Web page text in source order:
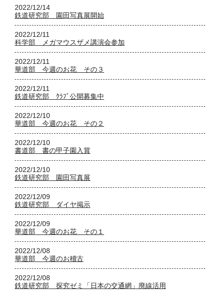
2022/12/14
鉄道研究部 園田写真展開始
2022/12/11
科学部 メガマウスザメ講演会参加
2022/12/11
華道部 今週のお花 その３
2022/12/11
鉄道研究部 ｸﾗﾌﾞ公開募集中
2022/12/10
華道部 今週のお花 その２
2022/12/10
書道部 書の甲子園入賞
2022/12/10
鉄道研究部 園田写真展
2022/12/09
鉄道研究部 ダイヤ掲示
2022/12/09
華道部 今週のお花 その１
2022/12/08
華道部 今週のお稽古
2022/12/08
鉄道研究部 探究ゼミ「日本の交通網」廃線活用